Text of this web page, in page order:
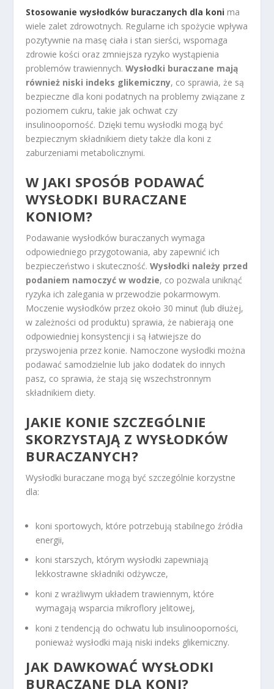
Stosowanie wysłodków buraczanych dla koni ma
wiele zalet zdrowotnych. Regularne ich spożycie wpływa
pozytywnie na masę ciała i stan sierści, wspomaga
zdrowie kości oraz zmniejsza ryzyko wystąpienia
problemów trawiennych.Wysłodki buraczane mają
również niski indeks glikemiczny, co sprawia, że są
bezpieczne dla koni podatnych na problemy związane z
poziomem cukru, takie jak ochwat czy
insulinooporność. Dzięki temu wysłodki mogą być
bezpiecznym składnikiem diety także dla koni z
zaburzeniami metabolicznymi.
W JAKI SPOSÓB PODAWAĆ
WYSŁODKI BURACZANE
KONIOM?
Podawanie wysłodków buraczanych wymaga
odpowiedniego przygotowania, aby zapewnić ich
bezpieczeństwo i skuteczność.Wysłodki należy przed
podaniem namoczyć w wodzie, co pozwala uniknąć
ryzyka ich zalegania w przewodzie pokarmowym.
Moczenie wysłodków przez około 30 minut (lub dłużej,
w zależności od produktu) sprawia, że nabierają one
odpowiedniej konsystencji i są łatwiejsze do
przyswojenia przez konie. Namoczone wysłodki można
podawać samodzielnie lub jako dodatek do innych
pasz, co sprawia, że stają się wszechstronnym
składnikiem diety.
JAKIE KONIE SZCZEGÓLNIE
SKORZYSTAJĄ Z WYSŁODKÓW
BURACZANYCH?
Wysłodki buraczane mogą być szczególnie korzystne
dla:
koni sportowych, które potrzebują stabilnego źródła
energii,
koni starszych, którym wysłodki zapewniają
lekkostrawne składniki odżywcze,
koni z wrażliwym układem trawiennym, które
wymagają wsparcia mikroflory jelitowej,
koni z tendencją do ochwatu lub insulinooporności,
ponieważ wysłodki mają niski indeks glikemiczny.
JAK DAWKOWAĆ WYSŁODKI
BURACZANE DLA KONI?